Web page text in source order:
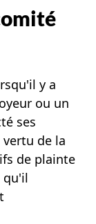
y a
ou un
ses
de la
de plainte
qu'il